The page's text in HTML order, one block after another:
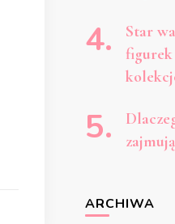
Star
ARCHIWA